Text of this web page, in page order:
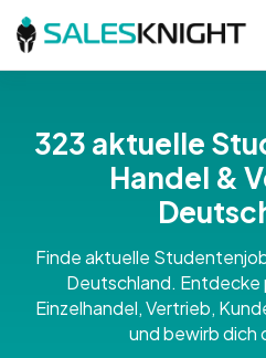
323 aktuelle
Handel &
Finde aktuelle
Deutschland. Entdecke
Einzelhandel, Vertrieb,
und bewirb dich